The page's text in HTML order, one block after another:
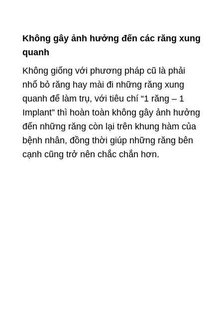
Không gây ảnh hưởng đến các răng xung
quanh
Không giống với phương pháp cũ là phải
nhổ bỏ răng hay mài đi những răng xung
quanh để làm trụ, với tiêu chí “1 răng – 1
Implant” thì hoàn toàn không gây ảnh hưởng
đến những răng còn lại trên khung hàm của
bệnh nhân, đồng thời giúp những răng bên
cạnh cũng trở nên chắc chắn hơn.